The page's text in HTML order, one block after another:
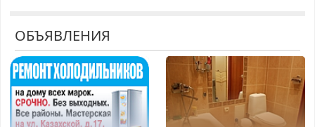
ОБЪЯВЛЕНИЯ